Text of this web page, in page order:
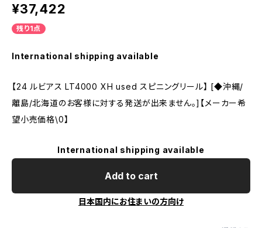
¥37,422
残り1点
International shipping available
【24 ルビアス LT4000 XH used スピニングリール】 [◆沖縄/
離島/北海道のお客様に対する発送が出来ません。]【メーカー希
望小売価格\0】
International shipping available
Add to cart
日本国内にお住まいの方向け